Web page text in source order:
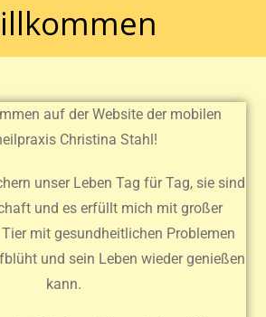
auf der Website der mobilen
Christina Stahl!
unser Leben Tag für Tag, sie sind
und es erfüllt mich mit großer
mit gesundheitlichen Problemen
und sein Leben wieder genießen
kann.